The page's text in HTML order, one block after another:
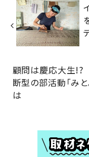
顧問は慶応大生!?
断型の部活動「み
は